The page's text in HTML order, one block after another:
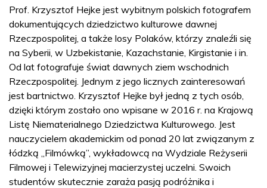
Prof. Krzysztof Hejke jest wybitnym polskich fotografem
dokumentujących dziedzictwo kulturowe dawnej
Rzeczpospolitej, a także losy Polaków, którzy znaleźli się
na Syberii, w Uzbekistanie, Kazachstanie, Kirgistanie i in.
Od lat fotografuje świat dawnych ziem wschodnich
Rzeczpospolitej. Jednym z jego licznych zainteresowań
jest bartnictwo. Krzysztof Hejke był jedną z tych osób,
dzięki którym zostało ono wpisane w 2016 r. na Krajową
Listę Niematerialnego Dziedzictwa Kulturowego. Jest
nauczycielem akademickim od ponad 20 lat związanym z
łódzką „Filmówką”, wykładowcą na Wydziale Reżyserii
Filmowej i Telewizyjnej macierzystej uczelni. Swoich
studentów skutecznie zaraża pasją podróżnika i